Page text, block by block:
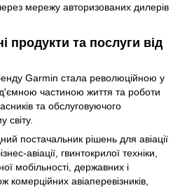
мережу авторизованих дилерів
продукти та послуги від
Garmin стала революційною у
частиною життя та роботи
та обслуговуючого
світу.
постачальник рішень для авіації
авіації, гвинтокрилої техніки,
мобільності, державних і
комерційних авіаперевізників,